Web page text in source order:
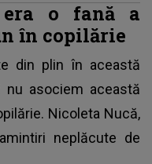
o fană a
în copilărie
din plin în această
asociem această
Nicoleta Nucă,
neplăcute de